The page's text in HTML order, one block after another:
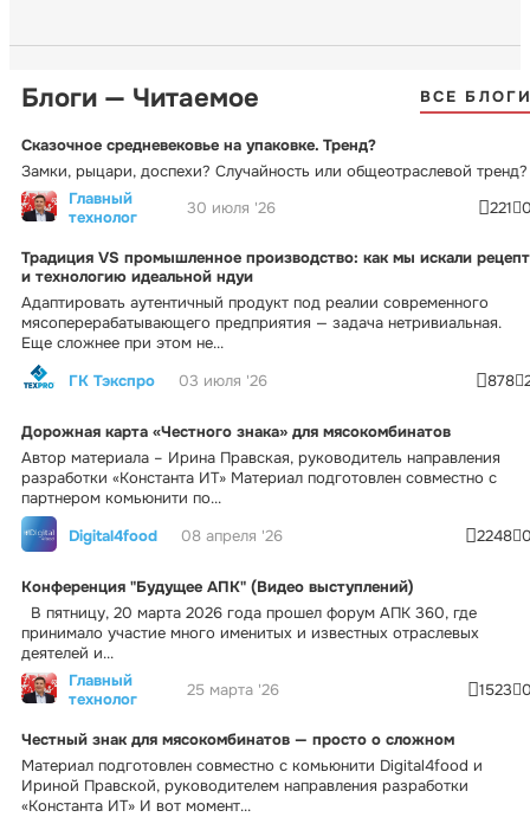
Блоги — Читаемое ВСЕ
Сказочное средневековье на упаковке. Тренд?
Замки, рыцари, доспехи? Случайность или общеотраслевой тренд?
Главный
технолог
30 июля '26 221
Традиция VS промышленное производство: как мы искали рецепт
и технологию идеальной ндуи
Адаптировать аутентичный продукт под реалии современного
мясоперерабатывающего предприятия — задача нетривиальная.
Еще сложнее при этом не...
ГК Тэкспро
03 июля '26 878
Дорожная карта «Честного знака» для мясокомбинатов
Автор материала – Ирина Правская, руководитель направления
разработки «Константа ИТ» Материал подготовлен совместно с
партнером комьюнити по...
Digital4food
08 апреля '26 2248
Конференция "Будущее АПК" (Видео выступлений)
В пятницу, 20 марта 2026 года прошел форум АПК 360, где
принимало участие много именитых и известных отраслевых
деятелей и...
Главный
технолог
25 марта '26 1523
Честный знак для мясокомбинатов — просто о сложном
Материал подготовлен совместно с комьюнити Digital4food и
Ириной Правской, руководителем направления разработки
«Константа ИТ» И вот момент...